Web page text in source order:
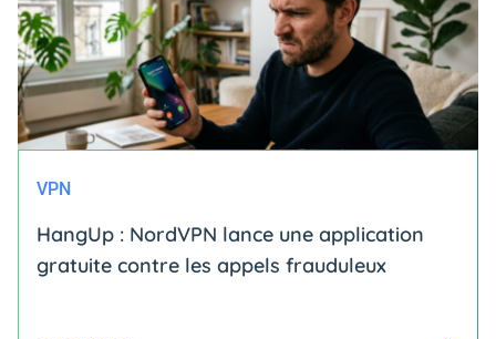
VPN
HangUp : NordVPN lance une application
gratuite contre les appels frauduleux